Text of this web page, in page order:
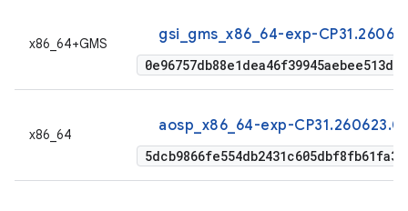
x86_64+GMS gsi_gms_x86_64-exp-
x86_64 aosp_x86_64-exp-